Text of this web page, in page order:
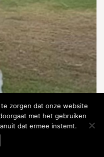
zorgen dat onze website
met het gebruiken
dat ermee instemt.